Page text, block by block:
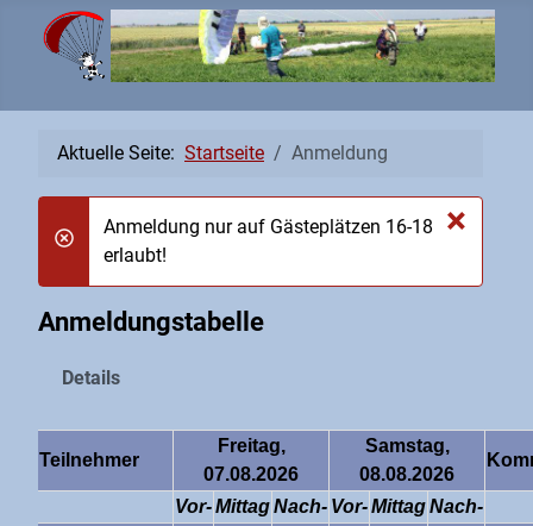
Aktuelle Seite: Startseite Anmeldung
×
danger
Anmeldung nur auf Gästeplätzen 16-18
erlaubt!
Anmeldungstabelle
Details
Teilnehmer
Freitag,
07.08.2026
Samstag,
08.08.2026
Vor-MittagNach- Vor-MittagNach-